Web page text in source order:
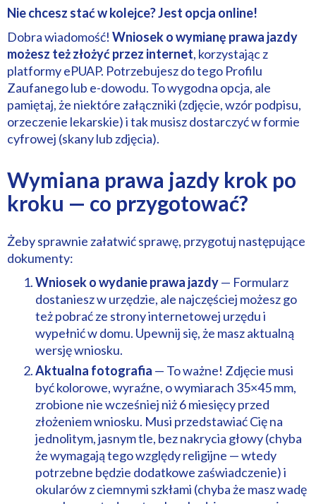
Nie chcesz stać w kolejce? Jest opcja online!
Dobra wiadomość! Wniosek o wymianę prawa jazdy
możesz też złożyć przez internet, korzystając z
platformy ePUAP. Potrzebujesz do tego Profilu
Zaufanego lub e-dowodu. To wygodna opcja, ale
pamiętaj, że niektóre załączniki (zdjęcie, wzór podpisu,
orzeczenie lekarskie) i tak musisz dostarczyć w formie
cyfrowej (skany lub zdjęcia).
Wymiana prawa jazdy krok po
kroku — co przygotować?
Żeby sprawnie załatwić sprawę, przygotuj następujące
dokumenty:
Wniosek o wydanie prawa jazdy— Formularz
dostaniesz w urzędzie, ale najczęściej możesz go
też pobrać ze strony internetowej urzędu i
wypełnić w domu. Upewnij się, że masz aktualną
wersję wniosku.
Aktualna fotografia — To ważne! Zdjęcie musi
być kolorowe, wyraźne, o wymiarach 35×45 mm,
zrobione nie wcześniej niż 6 miesięcy przed
złożeniem wniosku. Musi przedstawiać Cię na
jednolitym, jasnym tle, bez nakrycia głowy (chyba
że wymagają tego względy religijne — wtedy
potrzebne będzie dodatkowe zaświadczenie) i
okularów z ciemnymi szkłami (chyba że masz wadę